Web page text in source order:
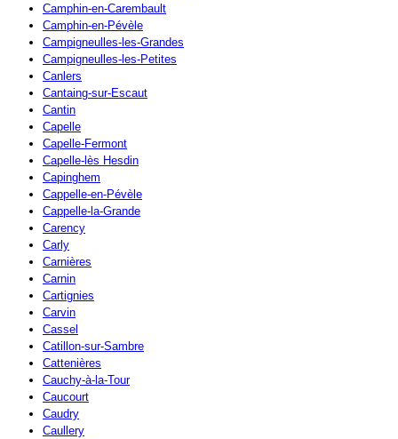
Camphin-en-Carembault
Camphin-en-Pévèle
Campigneulles-les-Grandes
Campigneulles-les-Petites
Canlers
Cantaing-sur-Escaut
Cantin
Capelle
Capelle-Fermont
Capelle-lès Hesdin
Capinghem
Cappelle-en-Pévèle
Cappelle-la-Grande
Carency
Carly
Carnières
Carnin
Cartignies
Carvin
Cassel
Catillon-sur-Sambre
Cattenières
Cauchy-à-la-Tour
Caucourt
Caudry
Caullery